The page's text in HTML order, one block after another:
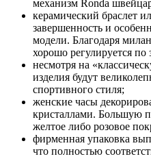
механизм Ronda
керамический браслет
завершенность и
модели. Благодаря
хорошо регулируется по
несмотря на
изделия будут
спортивного стиля;
женские часы
кристаллами. Большую
желтое либо розовое
фирменная упаковка
что полностью